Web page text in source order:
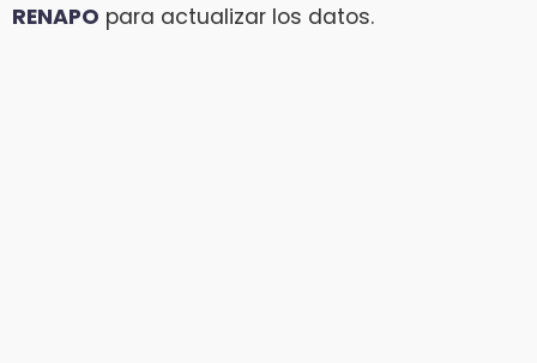
RENAPO para actualizar los datos.